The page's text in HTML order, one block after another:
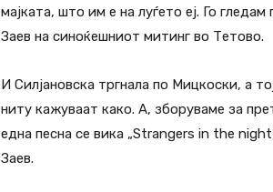
мајката, што им е на луѓето еј. Го
Заев на синоќешниот митинг во Тетово.
И Силјановска тргнала по Мицкоски, а
ниту кажуваат како. А, зборуваме за
една песна се вика „Strangers in the
Заев.